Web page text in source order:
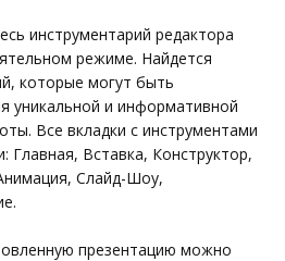
инструментарий редактора
режиме. Найдется
которые могут быть
уникальной и информативной
Все вкладки с инструментами
Главная, Вставка, Конструктор,
Слайд-Шоу,
презентацию можно